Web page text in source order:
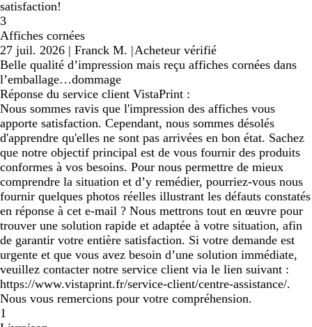
satisfaction!
3
Affiches cornées
27 juil. 2026 | Franck M. |Acheteur vérifié
Belle qualité d’impression mais reçu affiches cornées dans
l’emballage…dommage
Réponse du service client VistaPrint :
Nous sommes ravis que l'impression des affiches vous
apporte satisfaction. Cependant, nous sommes désolés
d'apprendre qu'elles ne sont pas arrivées en bon état. Sachez
que notre objectif principal est de vous fournir des produits
conformes à vos besoins. Pour nous permettre de mieux
comprendre la situation et d’y remédier, pourriez-vous nous
fournir quelques photos réelles illustrant les défauts constatés
en réponse à cet e-mail ? Nous mettrons tout en œuvre pour
trouver une solution rapide et adaptée à votre situation, afin
de garantir votre entière satisfaction. Si votre demande est
urgente et que vous avez besoin d’une solution immédiate,
veuillez contacter notre service client via le lien suivant :
https://www.vistaprint.fr/service-client/centre-assistance/.
Nous vous remercions pour votre compréhension.
1